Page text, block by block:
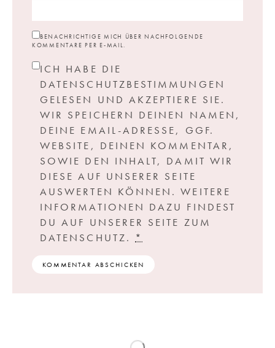
BENACHRICHTIGE MICH ÜBER NACHFOLGENDE
KOMMENTARE PER E-MAIL.
ICH HABE DIE
DATENSCHUTZBESTIMMUNGEN
GELESEN UND AKZEPTIERE SIE.
WIR SPEICHERN DEINEN NAMEN,
DEINE EMAIL-ADRESSE, GGF.
WEBSITE, DEINEN KOMMENTAR,
SOWIE DEN INHALT, DAMIT WIR
DIESE AUF UNSERER SEITE
AUSWERTEN KÖNNEN. WEITERE
INFORMATIONEN DAZU FINDEST
DU AUF UNSERER SEITE ZUM
DATENSCHUTZ. *